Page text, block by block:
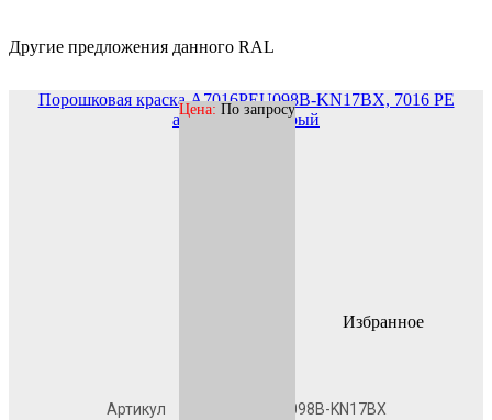
Другие предложения данного RAL
Порошковая краска A7016PEU098B-KN17BX, 7016 PE
антрацитово-серый
Избранное
Артикул A7016PEU098B-KN17BX
Цена: По запросу